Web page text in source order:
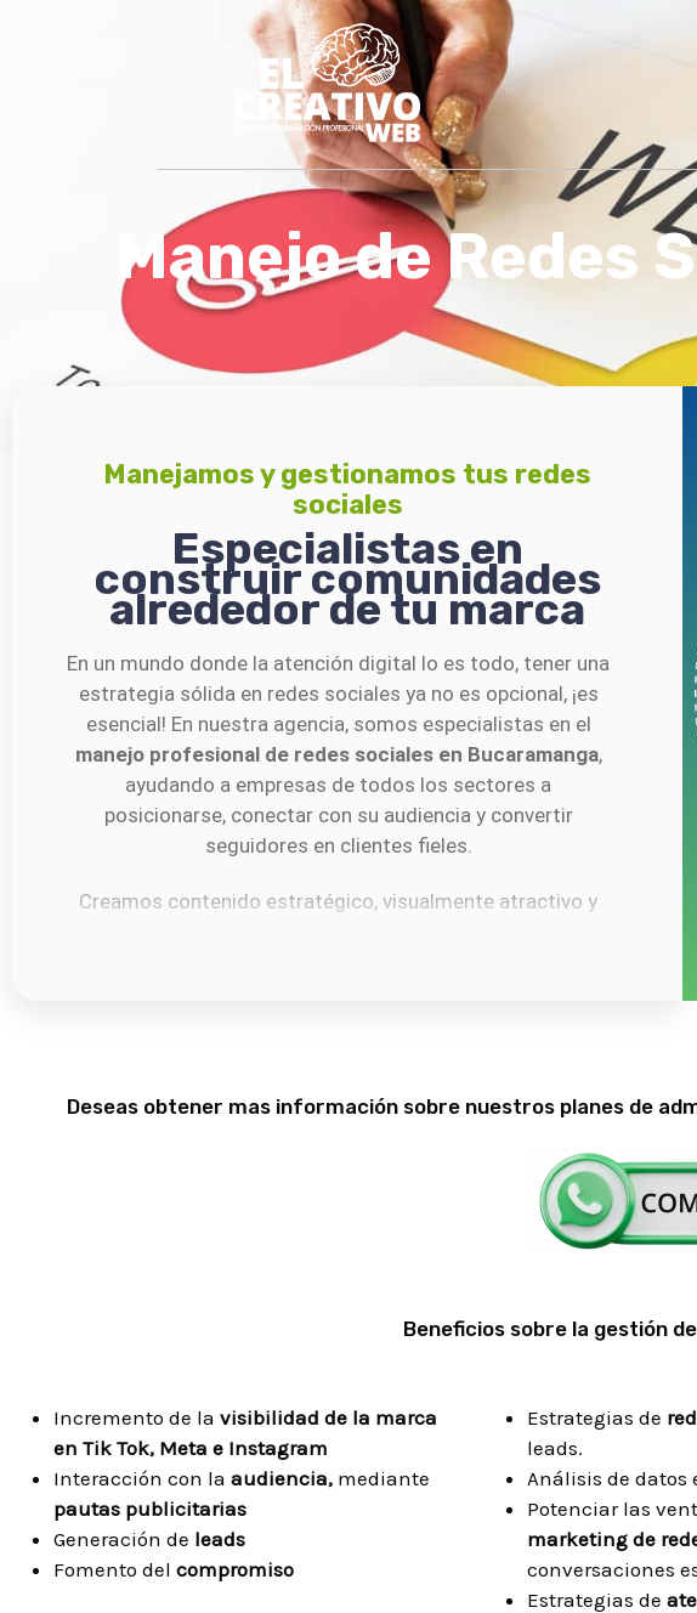
Manejo de Redes
Manejamos y gestionamos tus redes
sociales
Especialistas en
construir comunidades
alrededor de tu marca
En un mundo donde la atención digital lo es todo, tener una
estrategia sólida en redes sociales ya no es opcional, ¡es
esencial! En nuestra agencia, somos especialistas en el
manejo profesional de redes sociales en Bucaramanga,
ayudando a empresas de todos los sectores a
posicionarse, conectar con su audiencia y convertir
seguidores en clientes fieles.
Creamos contenido estratégico, visualmente atractivo y
Ya sea que necesites crecer tu comunidad en Instagram,
exitosas en TikTok, estamos listos para ayudarte a
¡Potencia tu marca en redes sociales con una agencia
Deseas obtener mas información sobre nuestros planes de
Beneficios sobre la gestión
Incremento de la visibilidad de la marca
en Tik Tok, Meta e Instagram
Interacción con la audiencia, mediante
pautas publicitarias
Generación de leads
Fomento del compromiso
Estrategias de
leads.
Análisis de datos
Potenciar las
marketing de
conversaciones
Estrategias de